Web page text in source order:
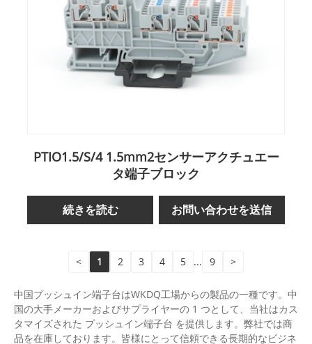
PTIO1.5/S/4 1.5mm2センサーアクチュエー
タ端子ブロック
続きを読む お問い合わせを送信
< 1 2 3 4 5 ... 9 >
中国プッシュイン端​​子台はWKDQ工場からの製品の一種です。中
国の大手メーカーおよびサプライヤーの 1 つとして、当社はカス
タマイズされた プッシュイン端​​子台 を提供します。弊社では商
品を在庫しております。皆様にとって信頼できる長期的なビジネ